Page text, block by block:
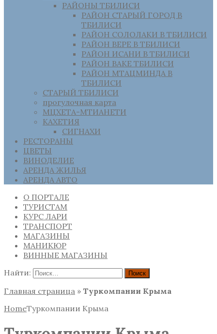
РАЙОНЫ ТБИЛИСИ
РАЙОН СТАРЫЙ ГОРОД В
ТБИЛИСИ
РАЙОН СОЛОЛАКИ В ТБИЛИСИ
РАЙОН ВЕРЕ В ТБИЛИСИ
РАЙОН ИСАНИ В ТБИЛИСИ
РАЙОН ВАКЕ ТБИЛИСИ
РАЙОН МТАЦМИНДА В
ТБИЛИСИ
СТАРЫЙ ТБИЛИСИ
прогулочная карта
МЦХЕТА-МТИАНЕТИ
КАХЕТИЯ
СИГНАХИ
РЕСТОРАНЫ
ЦВЕТЫ
ВИНОДЕЛИЕ
АРЕНДА ЖИЛЬЯ
АРЕНДА АВТО
О ПОРТАЛЕ
ТУРИСТАМ
КУРС ЛАРИ
ТРАНСПОРТ
МАГАЗИНЫ
МАНИКЮР
ВИННЫЕ МАГАЗИНЫ
Найти:
Главная страница » Туркомпании Крыма
HomeТуркомпании Крыма